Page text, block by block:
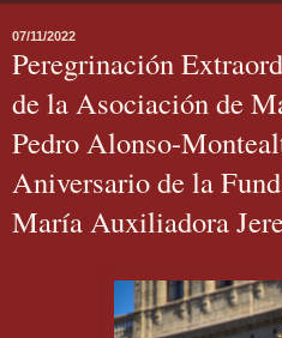
07/11/2022
Peregrinación
de la Asociación de
Pedro Alonso-
Aniversario de la
María Auxiliadora